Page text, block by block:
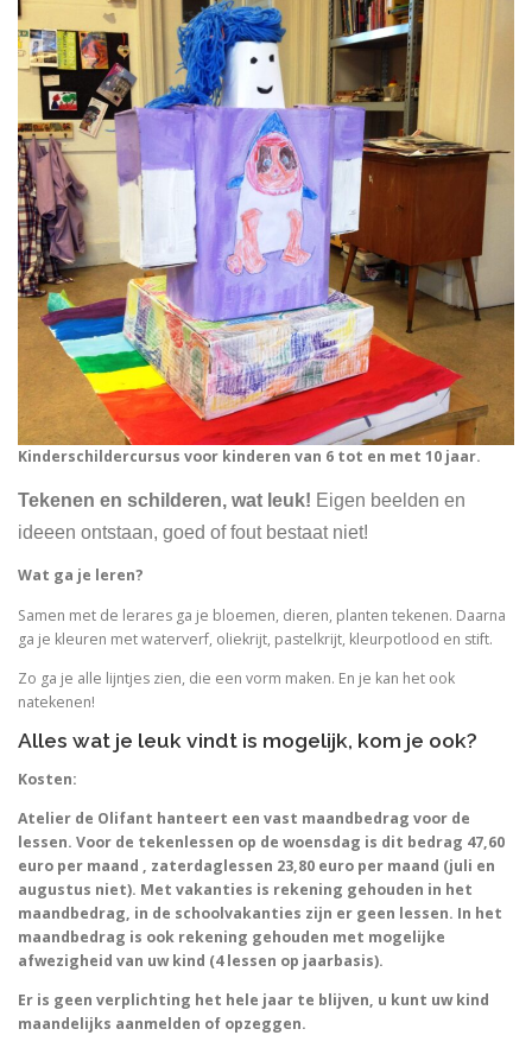
Kinderschildercursus voor kinderen van 6 tot en met 10 jaar.
Tekenen en schilderen, wat leuk! Eigen beelden en
ideeen ontstaan, goed of fout bestaat niet!
Wat ga je leren?
Samen met de lerares ga je bloemen, dieren, planten tekenen. Daarna
ga je kleuren met waterverf, oliekrijt, pastelkrijt, kleurpotlood en stift.
Zo ga je alle lijntjes zien, die een vorm maken. En je kan het ook
natekenen!
Alles wat je leuk vindt is mogelijk, kom je ook?
Kosten:
Atelier de Olifant hanteert een vast maandbedrag voor de
lessen. Voor de tekenlessen op de woensdag is dit bedrag 47,60
euro per maand , zaterdaglessen 23,80 euro per maand (juli en
augustus niet). Met vakanties is rekening gehouden in het
maandbedrag, in de schoolvakanties zijn er geen lessen. In het
maandbedrag is ook rekening gehouden met mogelijke
afwezigheid van uw kind (4 lessen op jaarbasis).
Er is geen verplichting het hele jaar te blijven, u kunt uw kind
maandelijks aanmelden of opzeggen.